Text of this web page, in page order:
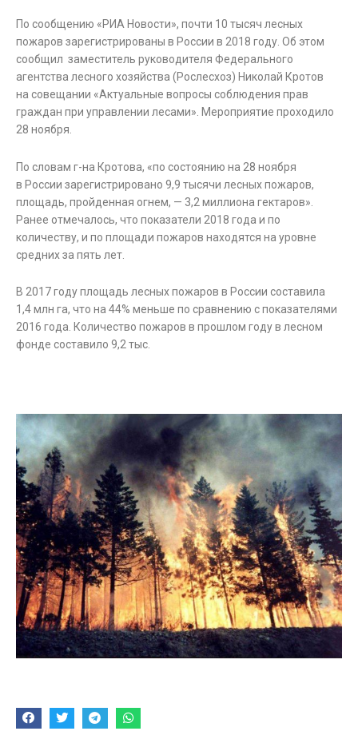
По сообщению «РИА Новости», почти 10 тысяч лесных
пожаров зарегистрированы в России в 2018 году. Об этом
сообщил заместитель руководителя Федерального
агентства лесного хозяйства (Рослесхоз) Николай Кротов
на совещании «Актуальные вопросы соблюдения прав
граждан при управлении лесами». Мероприятие проходило
28 ноября.
По словам г-на Кротова, «по состоянию на 28 ноября
в России зарегистрировано 9,9 тысячи лесных пожаров,
площадь, пройденная огнем, — 3,2 миллиона гектаров».
Ранее отмечалось, что показатели 2018 года и по
количеству, и по площади пожаров находятся на уровне
средних за пять лет.
В 2017 году площадь лесных пожаров в России составила
1,4 млн га, что на 44% меньше по сравнению с показателями
2016 года. Количество пожаров в прошлом году в лесном
фонде составило 9,2 тыс.